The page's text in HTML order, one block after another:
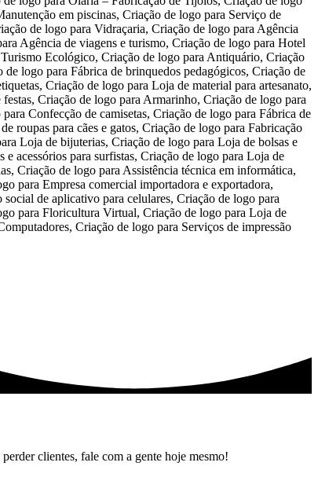
clientes, fale com a gente hoje mesmo!